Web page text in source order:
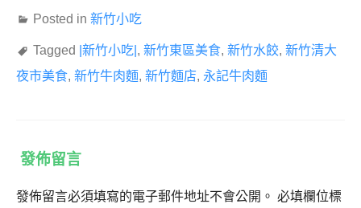
Posted in 新竹小吃
Tagged |新竹小吃| , 新竹東區美食, 新竹水餃, 新竹清大
夜市美食, 新竹牛肉麵, 新竹麵店, 永記牛肉麵
發佈留言
發佈留言必須填寫的電子郵件地址不會公開。 必填欄位標